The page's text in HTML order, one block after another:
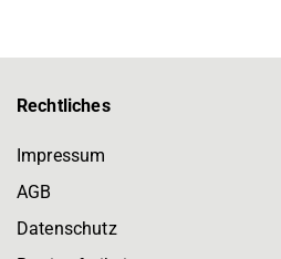
Rechtliches
Impressum
AGB
Datenschutz